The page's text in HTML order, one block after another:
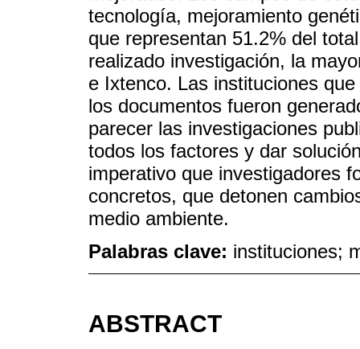
tecnología, mejoramiento
que representan 51.2% del
realizado investigación, la
e Ixtenco. Las instituciones
los documentos fueron
parecer las investigaciones
todos los factores y dar
imperativo que investigadores
concretos, que detonen
medio ambiente.
Palabras clave: instituciones;
ABSTRACT